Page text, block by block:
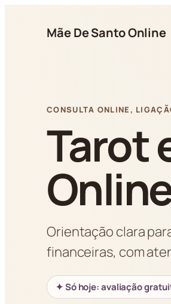
Mãe De Santo Online
CONSULTA ONLINE,
Tarot
Orientação clara
financeiras, com
✦ Só hoje: avaliação